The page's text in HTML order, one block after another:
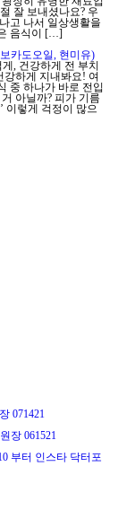
잘 보내셨나요? 우
고 나서 일상생활을
음식이 […]
카도오일, 현미유)
, 건강하게 전 부치
강하게 지내봐요! 여
중 하나가 바로 전입
아닐까? 피가 기름
이렇게 걱정이 많으
071421
장 061521
부터 인스타 닥터포